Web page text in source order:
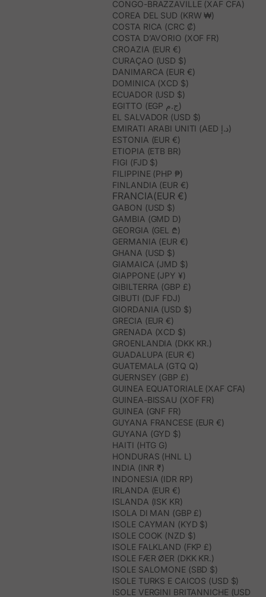
CONGO-BRAZZAVILLE (XAF CFA)
COREA DEL SUD (KRW ₩)
COSTA RICA (CRC ₡)
COSTA D’AVORIO (XOF FR)
CROAZIA (EUR €)
CURAÇAO (USD $)
DANIMARCA (EUR €)
DOMINICA (XCD $)
ECUADOR (USD $)
EGITTO (EGP ج.م)
EL SALVADOR (USD $)
EMIRATI ARABI UNITI (AED د.إ)
ESTONIA (EUR €)
ETIOPIA (ETB BR)
FIGI (FJD $)
FILIPPINE (PHP ₱)
FINLANDIA (EUR €)
FRANCIA(EUR €)
GABON (USD $)
GAMBIA (GMD D)
GEORGIA (GEL ₾)
GERMANIA (EUR €)
GHANA (USD $)
GIAMAICA (JMD $)
GIAPPONE (JPY ¥)
GIBILTERRA (GBP £)
GIBUTI (DJF FDJ)
GIORDANIA (USD $)
GRECIA (EUR €)
GRENADA (XCD $)
GROENLANDIA (DKK KR.)
GUADALUPA (EUR €)
GUATEMALA (GTQ Q)
GUERNSEY (GBP £)
GUINEA EQUATORIALE (XAF CFA)
GUINEA-BISSAU (XOF FR)
GUINEA (GNF FR)
GUYANA FRANCESE (EUR €)
GUYANA (GYD $)
HAITI (HTG G)
HONDURAS (HNL L)
INDIA (INR ₹)
INDONESIA (IDR RP)
IRLANDA (EUR €)
ISLANDA (ISK KR)
ISOLA DI MAN (GBP £)
ISOLE CAYMAN (KYD $)
ISOLE COOK (NZD $)
ISOLE FALKLAND (FKP £)
ISOLE FÆR ØER (DKK KR.)
ISOLE SALOMONE (SBD $)
ISOLE TURKS E CAICOS (USD $)
ISOLE VERGINI BRITANNICHE (USD